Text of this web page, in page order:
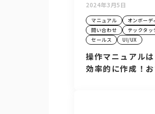
2024年3月5日
マニュアル オンボーデ
問い合わせ
テックタッ
セールス
UI/UX
操作マニュアル
効率的に作成！